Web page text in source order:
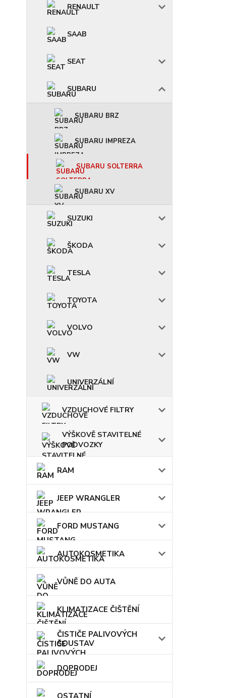
RENAULT
SAAB
SEAT
SUBARU
SUBARU BRZ
SUBARU IMPREZA
SUBARU SOLTERRA
SUBARU XV
SUZUKI
ŠKODA
TESLA
TOYOTA
VOLVO
VW
UNIVERZÁLNÍ
VZDUCHOVÉ FILTRY
VÝŠKOVĚ STAVITELNÉ
PODVOZKY
RAM
JEEP WRANGLER
FORD MUSTANG
AUTOKOSMETIKA
VŮNĚ DO AUTA
KLIMATIZACE ČIŠTĚNÍ
ČISTIČE PALIVOVÝCH
SOUSTAV
DOPRODEJ
OSTATNÍ